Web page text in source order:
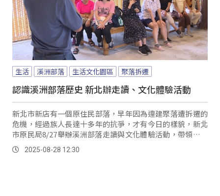
生活 溪洲部落 生活文化園區 聚落拆遷
認識溪洲部落歷史 新北辦走讀、文化體驗活動
新北市新店有一個原住民部落，早年因為違建聚落遭拆遷的
危機，經過族人長達十多年的抗爭，才有今日的樣貌，新北
市原民局8/27舉辦溪洲部落走讀與文化體驗活動，帶領民眾
認識都市原住民族的故事。
2025-08-28 12:30